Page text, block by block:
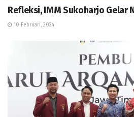
Refleksi, IMM Sukoharjo Gelar
10 Februari, 2024